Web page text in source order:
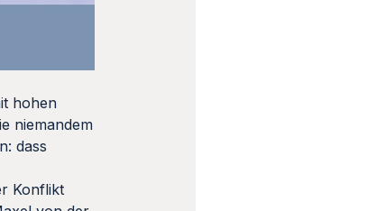
hohen
niemandem
dass
Konflikt